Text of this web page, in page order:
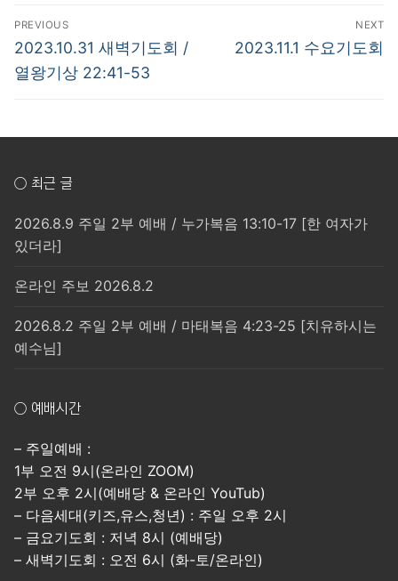
글
탐
색
PREVIOUS
Previous
post:
2023.10.31 새벽기도회 /
열왕기상 22:41-53
NEXT
Next
2023.11.1 수요기도회
○ 최근 글
2026.8.9 주일 2부 예배 / 누가복음 13:10-17 [한 여자가
있더라]
온라인 주보 2026.8.2
2026.8.2 주일 2부 예배 / 마태복음 4:23-25 [치유하시는
예수님]
○ 예배시간
– 주일예배 :
1부 오전 9시(온라인 ZOOM)
2부 오후 2시(예배당 & 온라인 YouTub)
– 다음세대(키즈,유스,청년) : 주일 오후 2시
– 금요기도회 : 저녁 8시 (예배당)
– 새벽기도회 : 오전 6시 (화-토/온라인)